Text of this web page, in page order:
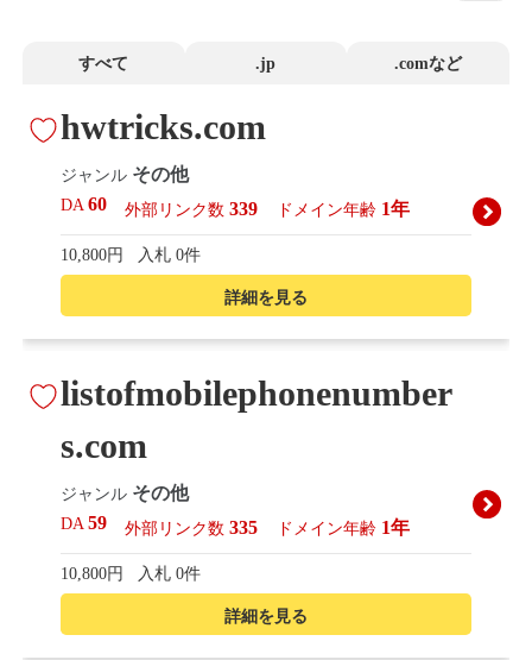
すべて .jp .comなど
詳細を見る
hwtricks.com
ジャンル その他
DA60 外部リンク数 339 ドメイン年齢 1年
10,800円 入札 0件
詳細を見る
listofmobilephonenumber
s.com
ジャンル その他
DA59 外部リンク数 335 ドメイン年齢 1年
10,800円 入札 0件